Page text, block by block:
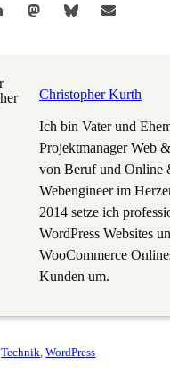
Christopher Kurth
Ich bin Vater und
Projektmanager Web
von Beruf und Online
Webengineer im
2014 setze ich
WordPress Websites
WooCommerce
Kunden um.
, Technik , WordPress